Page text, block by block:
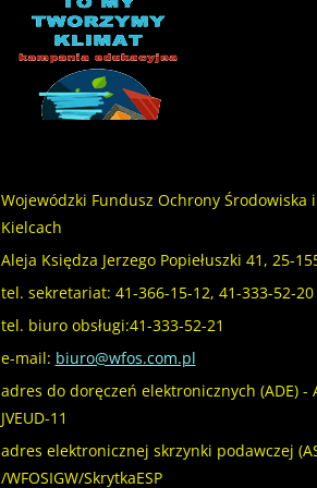
Wojewódzki Fundusz Ochrony Środowiska
Kielcach
Aleja Księdza Jerzego Popiełuszki 41, 25-
tel. sekretariat: 41-366-15-12, 41-333-52-20
tel. biuro obsługi:41-333-52-21
e-mail: biuro@wfos.com.pl
adres do doręczeń elektronicznych (ADE) -
JVEUD-11
adres elektronicznej skrzynki podawczej
/WFOSIGW/SkrytkaESP